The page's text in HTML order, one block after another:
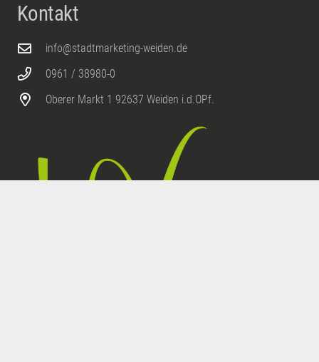
Kontakt
info@stadtmarketing-weiden.de
0961 / 38980-0
Oberer Markt 1 92637 Weiden i.d.OPf.